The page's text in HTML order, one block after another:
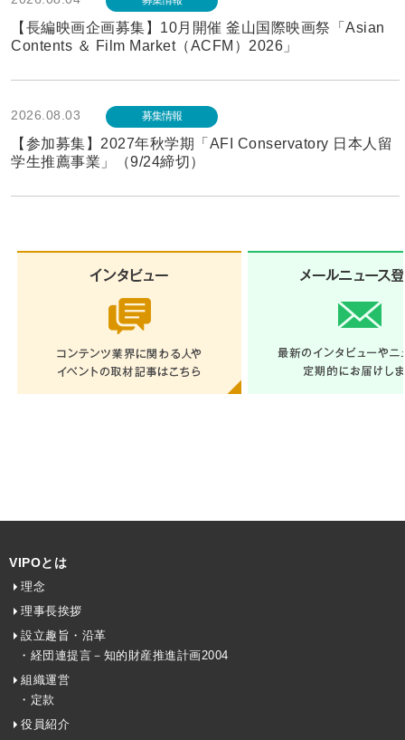
【長編映画企画募集】10月開催 釜山国際映画祭「Asian
Contents ＆ Film Market（ACFM）2026」
2026.08.03 募集情報
【参加募集】2027年秋学期「AFI Conservatory 日本人留
学生推薦事業」（9/24締切）
VIPOとは
理念
理事長挨拶
設立趣旨・沿革
・経団連提言－知的財産推進計画2004
組織運営
・定款
役員紹介